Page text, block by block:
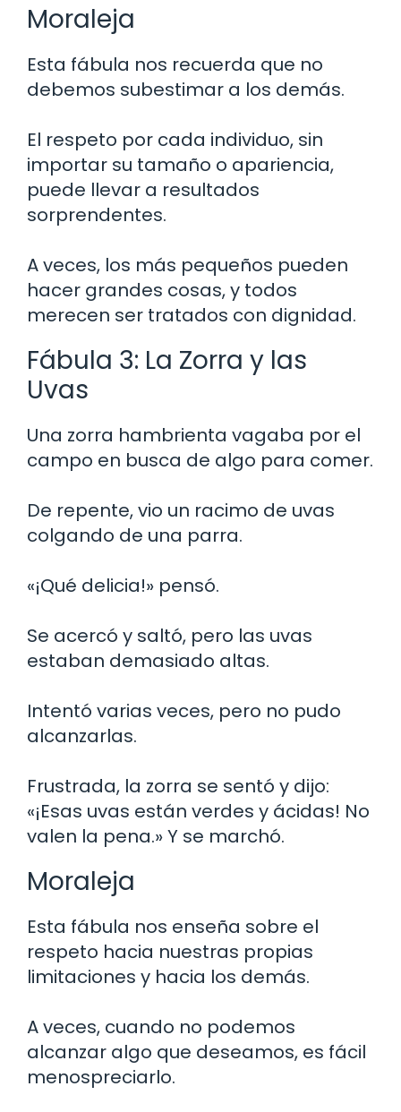
Moraleja
Esta fábula nos recuerda que no
debemos subestimar a los demás.
El respeto por cada individuo, sin
importar su tamaño o apariencia,
puede llevar a resultados
sorprendentes.
A veces, los más pequeños pueden
hacer grandes cosas, y todos
merecen ser tratados con dignidad.
Fábula 3: La Zorra y las
Uvas
Una zorra hambrienta vagaba por el
campo en busca de algo para comer.
De repente, vio un racimo de uvas
colgando de una parra.
«¡Qué delicia!» pensó.
Se acercó y saltó, pero las uvas
estaban demasiado altas.
Intentó varias veces, pero no pudo
alcanzarlas.
Frustrada, la zorra se sentó y dijo:
«¡Esas uvas están verdes y ácidas! No
valen la pena.» Y se marchó.
Moraleja
Esta fábula nos enseña sobre el
respeto hacia nuestras propias
limitaciones y hacia los demás.
A veces, cuando no podemos
alcanzar algo que deseamos, es fácil
menospreciarlo.